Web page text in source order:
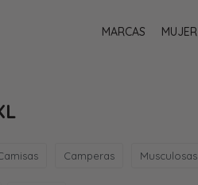
MARCAS MUJER
Camperas Musculosas